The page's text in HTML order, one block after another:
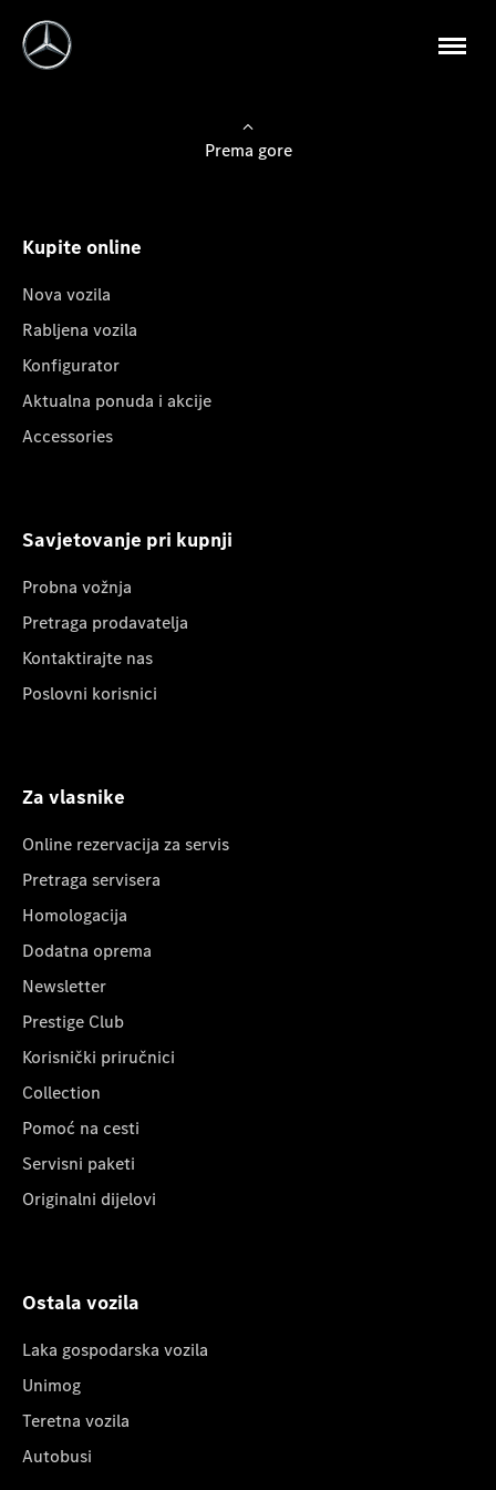
Prema gore
Kupite online
Nova vozila
Rabljena vozila
Konfigurator
Aktualna ponuda i akcije
Accessories
Savjetovanje pri kupnji
Probna vožnja
Pretraga prodavatelja
Kontaktirajte nas
Poslovni korisnici
Za vlasnike
Online rezervacija za servis
Pretraga servisera
Homologacija
Dodatna oprema
Newsletter
Prestige Club
Korisnički priručnici
Collection
Pomoć na cesti
Servisni paketi
Originalni dijelovi
Ostala vozila
Laka gospodarska vozila
Unimog
Teretna vozila
Autobusi